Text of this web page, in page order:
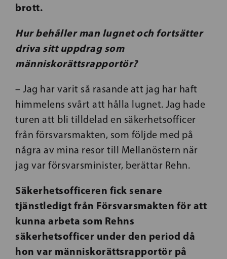
brott.
Hur behåller man lugnet och fortsätter
driva sitt uppdrag som
människorättsrapportör?
– Jag har varit så rasande att jag har haft
himmelens svårt att hålla lugnet. Jag hade
turen att bli tilldelad en säkerhetsofficer
från försvarsmakten, som följde med på
några av mina resor till Mellanöstern när
jag var försvarsminister, berättar Rehn.
Säkerhetsofficeren fick senare
tjänstledigt från Försvarsmakten för att
kunna arbeta som Rehns
säkerhetsofficer under den period då
hon var människorättsrapportör på